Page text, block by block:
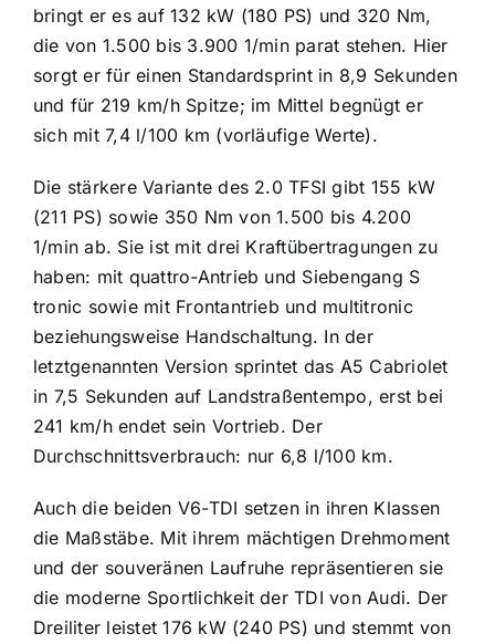
bringt er es auf 132 kW (180 PS) und 320 Nm,
die von 1.500 bis 3.900 1/min parat stehen. Hier
sorgt er für einen Standardsprint in 8,9 Sekunden
und für 219 km/h Spitze; im Mittel begnügt er
sich mit 7,4 l/100 km (vorläufige Werte).
Die stärkere Variante des 2.0 TFSI gibt 155 kW
(211 PS) sowie 350 Nm von 1.500 bis 4.200
1/min ab. Sie ist mit drei Kraftübertragungen zu
haben: mit quattro-Antrieb und Siebengang S
tronic sowie mit Frontantrieb und multitronic
beziehungsweise Handschaltung. In der
letztgenannten Version sprintet das A5 Cabriolet
in 7,5 Sekunden auf Landstraßentempo, erst bei
241 km/h endet sein Vortrieb. Der
Durchschnittsverbrauch: nur 6,8 l/100 km.
Auch die beiden V6-TDI setzen in ihren Klassen
die Maßstäbe. Mit ihrem mächtigen Drehmoment
und der souveränen Laufruhe repräsentieren sie
die moderne Sportlichkeit der TDI von Audi. Der
Dreiliter leistet 176 kW (240 PS) und stemmt von